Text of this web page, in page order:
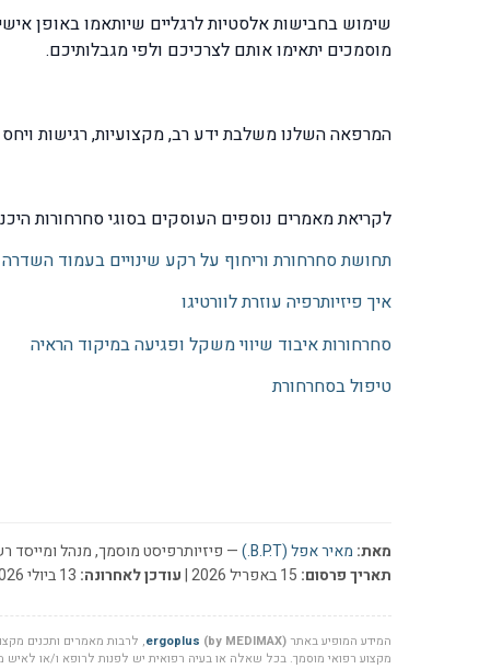
שימוש בחבישות אלסטיות לרגליים שיותאמו באופן
מוסמכים יתאימו אותם לצרכיכם ולפי מגבלותיכם.
המרפאה השלנו משלבת ידע רב, מקצועיות, רגישות
לקריאת מאמרים נוספים העוסקים בסוגי סחרחורות
תחושת סחרחורת וריחוף על רקע שינויים בעמוד השדרה
איך פיזיותרפיה עוזרת לוורטיגו
סחרחורות איבוד שיווי משקל ופגיעה במיקוד הראיה
טיפול בסחרחורת
מאת: מאיר אפל (B.P.T.)
— פיזיותרפיסט מוסמך, מנהל ומייסד
תאריך פרסום:
עודכן לאחרונה:
המידע המופיע באתר ergoplus (by MEDIMAX)
, לרבות מאמרים ותכנים
מקצוע רפואי מוסמך. בכל שאלה או בעיה רפואית יש לפנות לרופא ו/או לאיש